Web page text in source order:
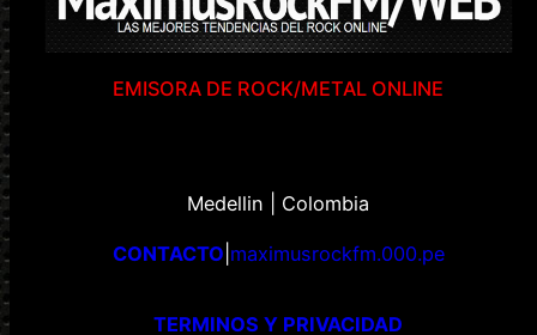
EMISORA DE ROCK/METAL ONLINE
Medellin | Colombia
CONTACTO maximusrockfm.000.pe
TERMINOS Y PRIVACIDAD